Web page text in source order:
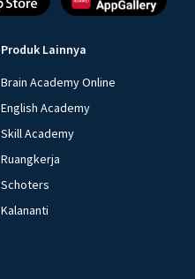
Produk Lainnya
Brain Academy Online
English Academy
Skill Academy
Ruangkerja
Schoters
Kalananti